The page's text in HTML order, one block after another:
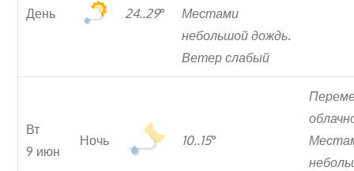
День 24..29°
Местами
небольшой дождь.
Ветер слабый
Вт
9 июн
Ночь 10..15°